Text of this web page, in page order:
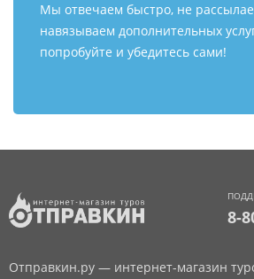
Мы отвечаем быстро, не
навязываем дополнительных
попробуйте и убедитесь сами!
8-
Отправкин.ру — интернет-магазин